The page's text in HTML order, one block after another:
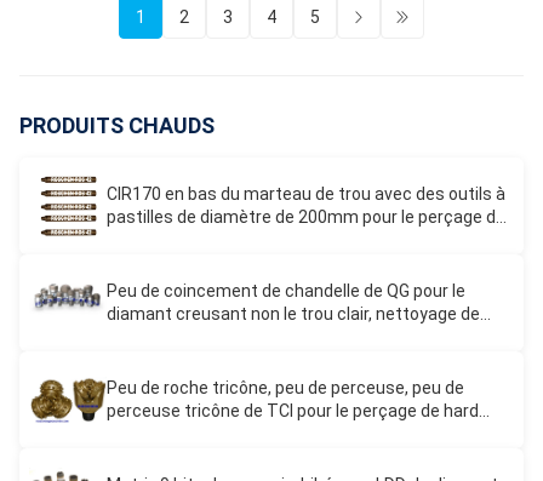
1 2 3 4 5
PRODUITS CHAUDS
CIR170 en bas du marteau de trou avec des outils à
pastilles de diamètre de 200mm pour le perçage de
Peu de coincement de chandelle de QG pour le
diamant creusant non le trou clair, nettoyage de
Peu de roche tricône, peu de perceuse, peu de
perceuse tricône de TCI pour le perçage de hard